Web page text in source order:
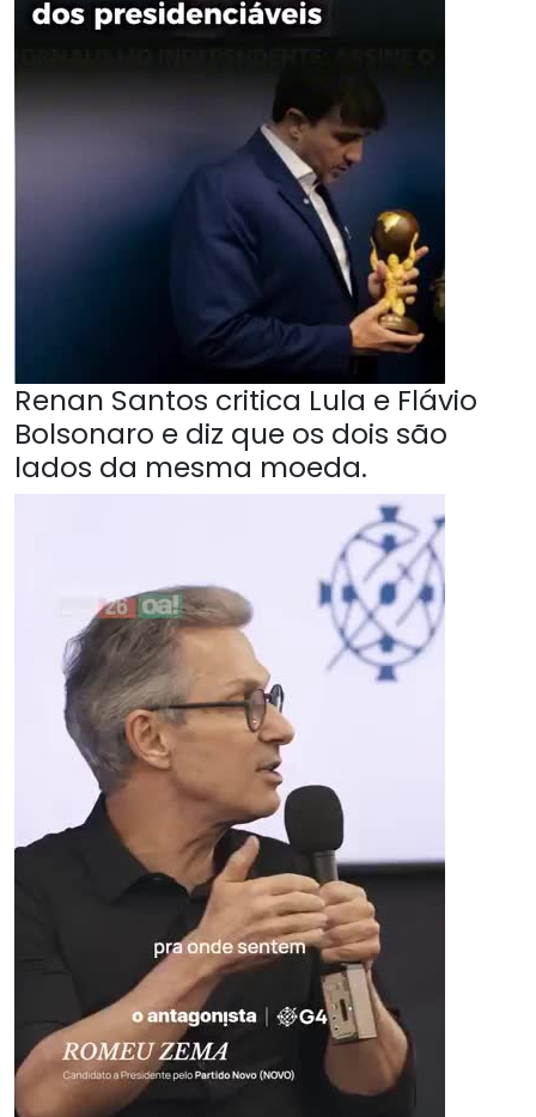
Renan Santos critica Lula e Flávio
Bolsonaro e diz que os dois são
lados da mesma moeda.